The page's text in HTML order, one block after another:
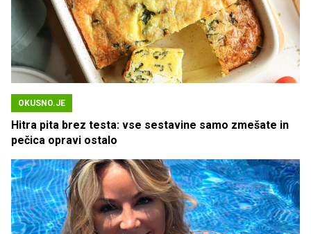
OKUSNO.JE
Hitra pita brez testa: vse sestavine samo zmešate in
pečica opravi ostalo